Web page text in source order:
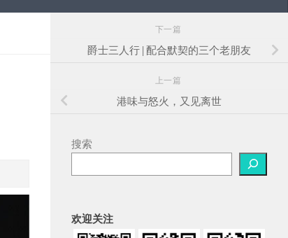
下一篇
爵士三人行 | 配合默契的三个老朋友
上一篇
港味与怒火，又见离世
搜索
欢迎关注